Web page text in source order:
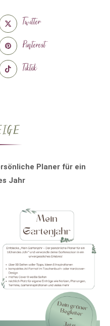
Twitter
Pinterest
Tiktok
Planer für ein
Jahr